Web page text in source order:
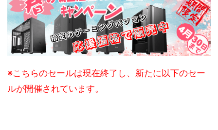
※こちらのセールは現在終了し、新たに以下のセー
ルが開催されています。